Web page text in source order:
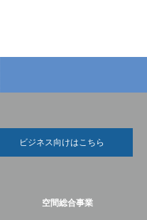
ビジネス向けはこちら
空間総合事業